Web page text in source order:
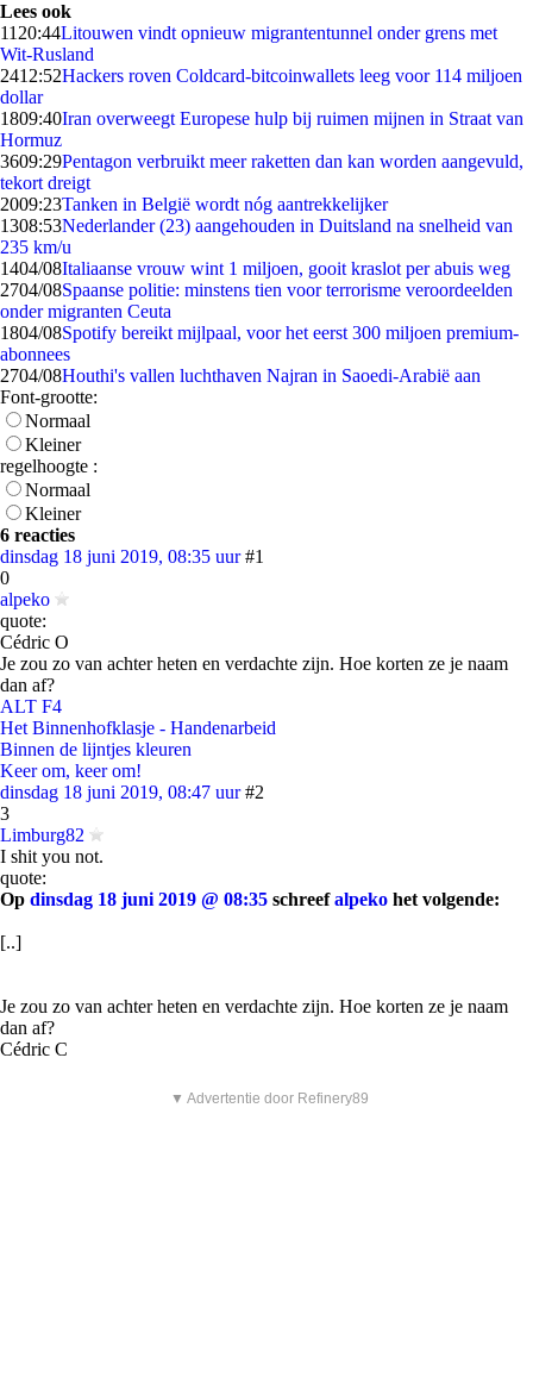
Lees ook
11 20:44Litouwen vindt opnieuw migrantentunnel onder grens met
Wit-Rusland
2412:52Hackers roven Coldcard-bitcoinwallets leeg voor 114 miljoen
dollar
1809:40Iran overweegt Europese hulp bij ruimen mijnen in Straat van
Hormuz
3609:29Pentagon verbruikt meer raketten dan kan worden aangevuld,
tekort dreigt
2009:23Tanken in België wordt nóg aantrekkelijker
1308:53Nederlander (23) aangehouden in Duitsland na snelheid van
235 km/u
1404/08Italiaanse vrouw wint 1 miljoen, gooit kraslot per abuis weg
2704/08Spaanse politie: minstens tien voor terrorisme veroordeelden
onder migranten Ceuta
1804/08Spotify bereikt mijlpaal, voor het eerst 300 miljoen premium-
abonnees
2704/08Houthi's vallen luchthaven Najran in Saoedi-Arabië aan
Font-grootte:
Normaal
Kleiner
regelhoogte :
Normaal
Kleiner
6 reacties
dinsdag 18 juni 2019, 08:35 uur #1
0
alpeko
quote:
Cédric O
Je zou zo van achter heten en verdachte zijn. Hoe korten ze je naam
dan af?
ALT F4
Het Binnenhofklasje - Handenarbeid
Binnen de lijntjes kleuren
Keer om, keer om!
dinsdag 18 juni 2019, 08:47 uur #2
3
Limburg82
I shit you not.
quote:
Op dinsdag 18 juni 2019 @ 08:35 schreefalpeko het volgende:
[..]
Je zou zo van achter heten en verdachte zijn. Hoe korten ze je naam
dan af?
Cédric C
▼ Advertentie door Refinery89